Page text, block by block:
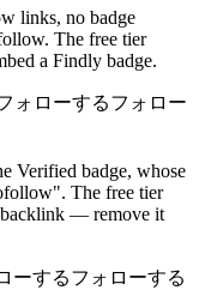
links, no badge
The free tier
a Findly badge.
ォローするフォロー
Verified badge, whose
The free tier
backlink — remove it
ーするフォローする